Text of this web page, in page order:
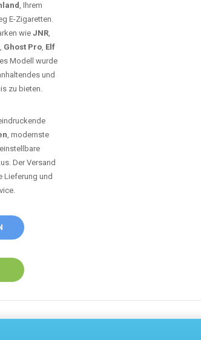
, Ihrem
E-Zigaretten.
wie JNR,
, Ghost Pro, Elf
Modell wurde
und
zu bieten.
, modernste
Der Versand
Lieferung und